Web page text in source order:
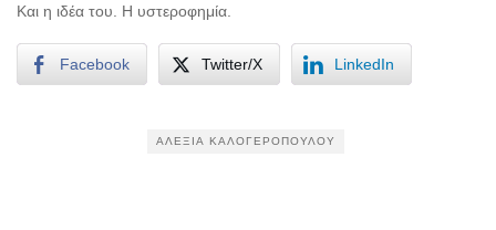
Και η ιδέα του. Η υστεροφημία.
Facebook Twitter/X LinkedIn
ΑΛΕΞΊΑ ΚΑΛΟΓΕΡΟΠΟΎΛΟΥ